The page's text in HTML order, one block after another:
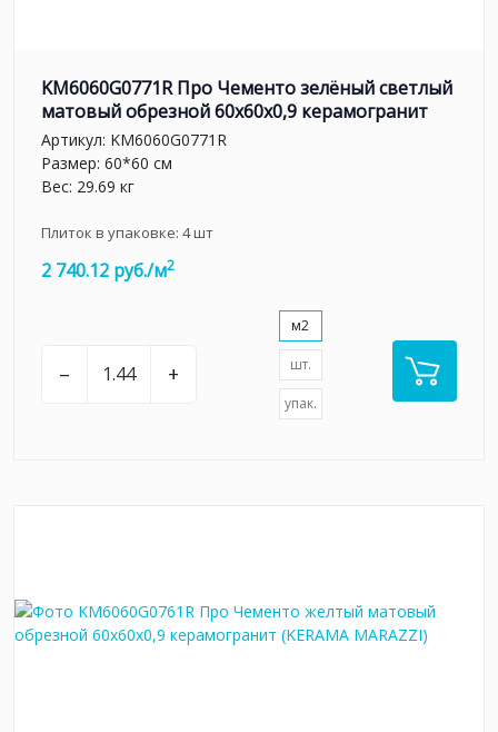
KM6060G0771R Про Чементо зелёный светлый
матовый обрезной 60х60x0,9 керамогранит
Артикул: KM6060G0771R
Размер: 60*60 см
Вес: 29.69 кг
Плиток в упаковке: 4шт
2 740.12 руб./м2
– +
м2
шт.
упак.